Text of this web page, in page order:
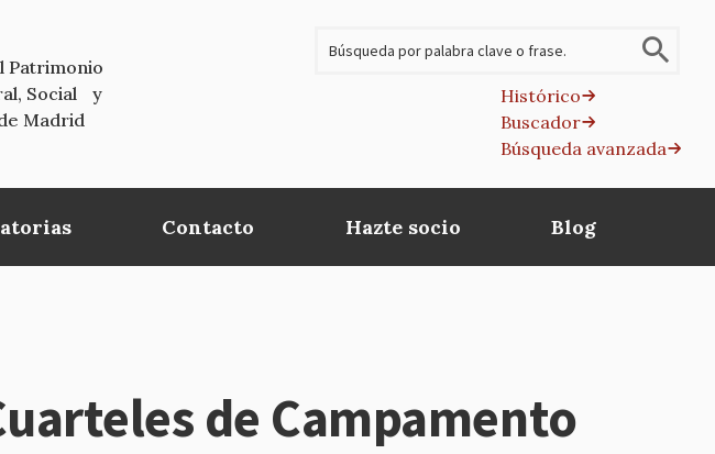
Patrimonio
Social y
Madrid
Histórico
Buscador
Búsqueda avanzada
Contacto Hazte socio Blog
de Campamento